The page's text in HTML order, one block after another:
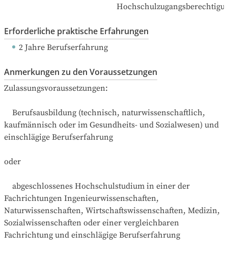
Erforderliche praktische Erfahrungen
2 Jahre Berufserfahrung
Anmerkungen zu den Voraussetzungen
Zulassungsvoraussetzungen:
kaufmännisch oder im Gesundheits- und Sozialwesen) und
einschlägige Berufserfahrung
oder
Fachrichtungen Ingenieurwissenschaften,
Naturwissenschaften, Wirtschaftswissenschaften, Medizin,
Sozialwissenschaften oder einer vergleichbaren
Fachrichtung und einschlägige Berufserfahrung